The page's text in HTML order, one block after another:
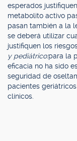
esperados
metabolito activo
pasan también a la
se deberá utilizar
justifiquen los
y pediátrico:para la
eficacia no ha sido
seguridad de
pacientes
clínicos.